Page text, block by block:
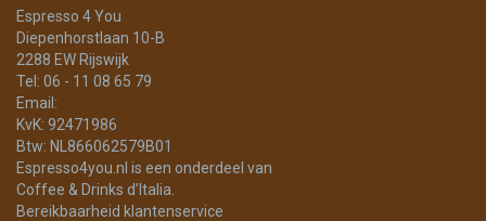
Espresso 4 You
Diepenhorstlaan 10-B
2288 EW Rijswijk
Tel: 06 - 11 08 65 79
Email:
KvK: 92471986
Btw: NL866062579B01
Espresso4you.nl is een onderdeel van
Coffee & Drinks d’Italia.
Bereikbaarheid klantenservice